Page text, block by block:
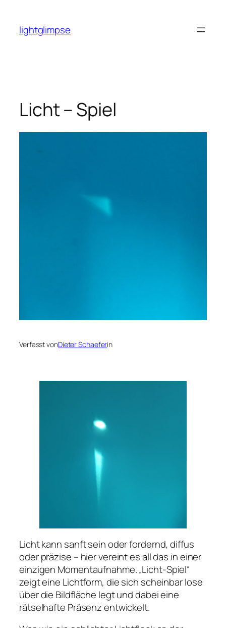
springen
lightglimpse
Licht – Spiel
Verfasst vonDieter Schaeferin
Licht kann sanft sein oder fordernd, diffus
oder präzise – hier vereint es all das in einer
einzigen Momentaufnahme. „Licht-Spiel“
zeigt eine Lichtform, die sich scheinbar lose
über die Bildfläche legt und dabei eine
rätselhafte Präsenz entwickelt.